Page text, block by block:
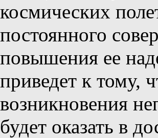
космических
постоянного
повышения ее
приведет к тому,
возникновения
будет оказать в